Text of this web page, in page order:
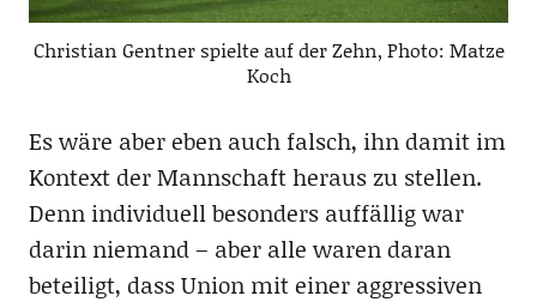
Christian Gentner spielte auf der Zehn, Photo: Matze
Koch
Es wäre aber eben auch falsch, ihn damit im
Kontext der Mannschaft heraus zu stellen.
Denn individuell besonders auffällig war
darin niemand – aber alle waren daran
beteiligt, dass Union mit einer aggressiven